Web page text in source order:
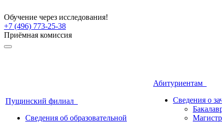
Обучение через исследования!
+7 (496) 773-25-38
Приёмная комиссия
Пущинский филиал
Сведения об образовательной
Абитуриентам
Сведения о